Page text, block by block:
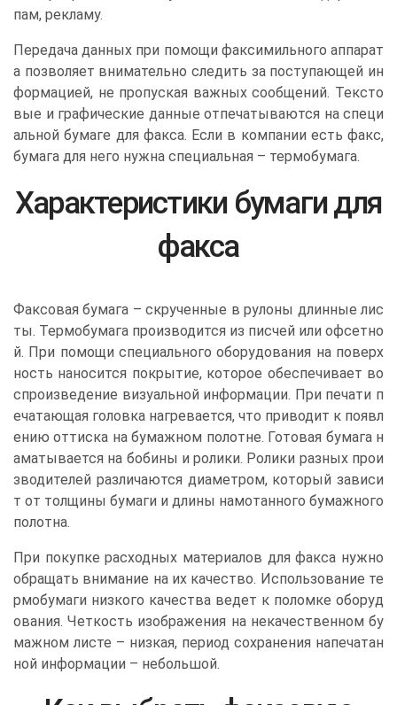
пам, рекламу.
Передача данных при помощи факсимильного аппарат
а позволяет внимательно следить за поступающей ин
формацией, не пропуская важных сообщений. Тексто
вые и графические данные отпечатываются на специ
альной бумаге для факса. Если в компании есть факс,
бумага для него нужна специальная – термобумага.
Характеристики бумаги для
факса
Факсовая бумага – скрученные в рулоны длинные лис
ты. Термобумага производится из писчей или офсетно
й. При помощи специального оборудования на поверх
ность наносится покрытие, которое обеспечивает во
спроизведение визуальной информации. При печати п
ечатающая головка нагревается, что приводит к появл
ению оттиска на бумажном полотне. Готовая бумага н
аматывается на бобины и ролики. Ролики разных прои
зводителей различаются диаметром, который зависи
т от толщины бумаги и длины намотанного бумажного
полотна.
При покупке расходных материалов для факса нужно
обращать внимание на их качество. Использование те
рмобумаги низкого качества ведет к поломке оборуд
ования. Четкость изображения на некачественном бу
мажном листе – низкая, период сохранения напечатан
ной информации – небольшой.